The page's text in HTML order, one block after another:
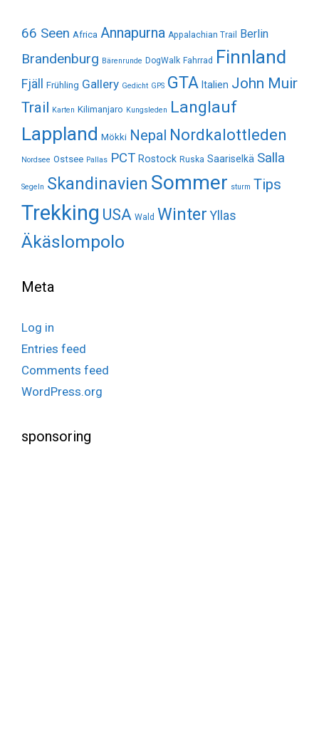
66 Seen Africa Annapurna Appalachian Trail Berlin
Brandenburg Bärenrunde DogWalk Fahrrad Finnland
Fjäll Frühling Gallery Gedicht GPS GTA Italien John Muir
Trail Karten Kilimanjaro Kungsleden Langlauf
Lappland Mökki Nepal Nordkalottleden
Nordsee Ostsee Pallas PCT Rostock Ruska Saariselkä Salla
Segeln Skandinavien Sommer sturm Tips
Trekking USA Wald Winter Yllas
Äkäslompolo
Meta
Log in
Entries feed
Comments feed
WordPress.org
sponsoring